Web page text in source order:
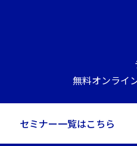
無料オンライ
セミナー一覧はこちら